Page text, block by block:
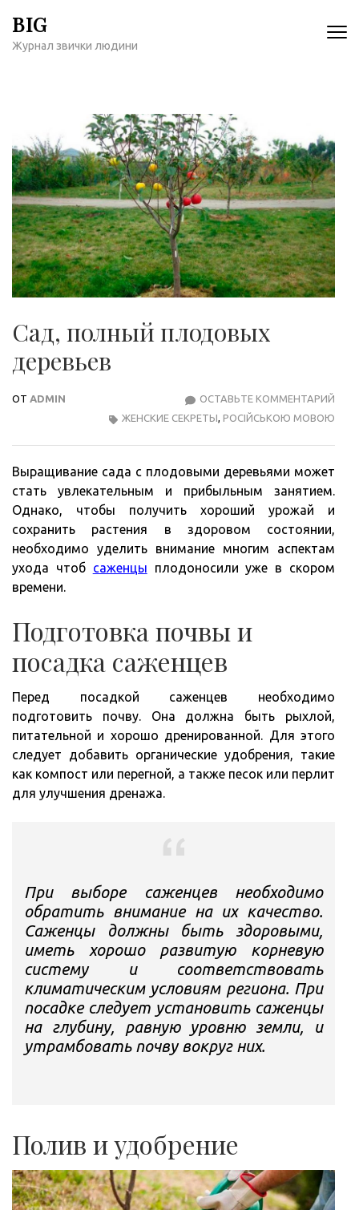
содержимому
BIG
Журнал звички людини
Сад, полный плодовых
деревьев
ОТ ADMIN ОСТАВЬТЕ КОММЕНТАРИЙ
ЖЕНСКИЕ СЕКРЕТЫ, РОСІЙСЬКОЮ МОВОЮ
Выращивание сада с плодовыми деревьями может
стать увлекательным и прибыльным занятием.
Однако, чтобы получить хороший урожай и
сохранить растения в здоровом состоянии,
необходимо уделить внимание многим аспектам
ухода чтоб саженцы плодоносили уже в скором
времени.
Подготовка почвы и
посадка саженцев
Перед посадкой саженцев необходимо
подготовить почву. Она должна быть рыхлой,
питательной и хорошо дренированной. Для этого
следует добавить органические удобрения, такие
как компост или перегной, а также песок или перлит
для улучшения дренажа.
При выборе саженцев необходимо
обратить внимание на их качество.
Саженцы должны быть здоровыми,
иметь хорошо развитую корневую
систему и соответствовать
климатическим условиям региона. При
посадке следует установить саженцы
на глубину, равную уровню земли, и
утрамбовать почву вокруг них.
Полив и удобрение